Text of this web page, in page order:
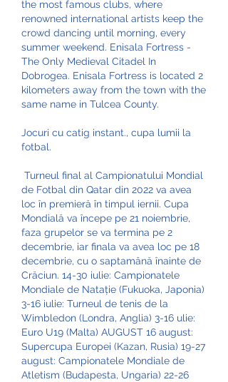
the most famous clubs, where
renowned international artists keep the
crowd dancing until morning, every
summer weekend. Enisala Fortress -
The Only Medieval Citadel In
Dobrogea. Enisala Fortress is located 2
kilometers away from the town with the
same name in Tulcea County.
Jocuri cu catig instant., cupa lumii la
fotbal.
de Fotbal din Qatar din 2022 va avea
loc în premieră în timpul iernii. Cupa
Mondială va începe pe 21 noiembrie,
faza grupelor se va termina pe 2
decembrie, iar finala va avea loc pe 18
decembrie, cu o saptamână înainte de
Crăciun. 14-30 iulie: Campionatele
Mondiale de Natație (Fukuoka, Japonia)
3-16 iulie: Turneul de tenis de la
Wimbledon (Londra, Anglia) 3-16 ulie:
Euro U19 (Malta) AUGUST 16 august:
Supercupa Europei (Kazan, Rusia) 19-27
august: Campionatele Mondiale de
Atletism (Budapesta, Ungaria) 22-26